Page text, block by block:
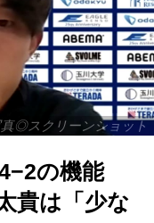
◎スクリーンショット
の機能
貴は「少な